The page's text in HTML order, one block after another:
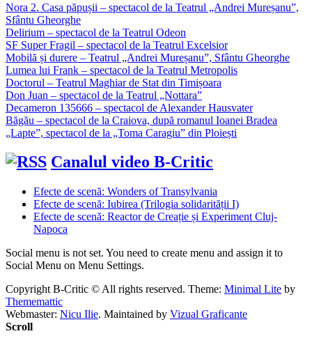
Nora 2. Casa păpușii – spectacol de la Teatrul „Andrei Mureșanu”,
Sfântu Gheorghe
Delirium – spectacol de la Teatrul Odeon
SF Super Fragil – spectacol de la Teatrul Excelsior
Mobilă și durere – Teatrul „Andrei Mureșanu”, Sfântu Gheorghe
Lumea lui Frank – spectacol de la Teatrul Metropolis
Doctorul – Teatrul Maghiar de Stat din Timișoara
Don Juan – spectacol de la Teatrul „Nottara”
Decameron 135666 – spectacol de Alexander Hausvater
Băgău – spectacol de la Craiova, după romanul Ioanei Bradea
„Lapte”, spectacol de la „Toma Caragiu” din Ploiești
Canalul video B-Critic
Efecte de scenă: Wonders of Transylvania
Efecte de scenă: Iubirea (Trilogia solidarității I)
Efecte de scenă: Reactor de Creație și Experiment Cluj-
Napoca
Social menu is not set. You need to create menu and assign it to
Social Menu on Menu Settings.
Copyright B-Critic © All rights reserved. Theme: Minimal Lite by
Thememattic
Webmaster: Nicu Ilie. Maintained by Vizual Graficante
Scroll